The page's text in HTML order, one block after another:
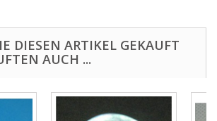
DIESEN ARTIKEL GEKAUFT
AUCH ...